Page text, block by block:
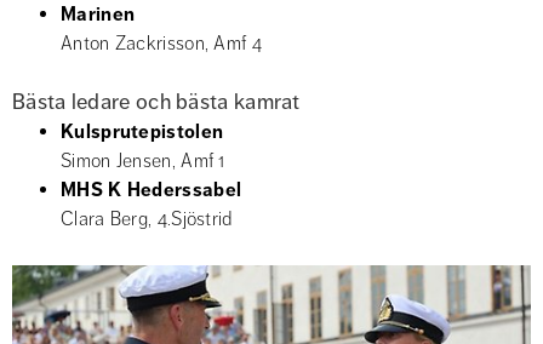
Marinen
Anton Zackrisson, Amf 4
Bästa ledare och bästa kamrat
Kulsprutepistolen
Simon Jensen, Amf 1
MHS K Hederssabel
Clara Berg, 4.Sjöstrid